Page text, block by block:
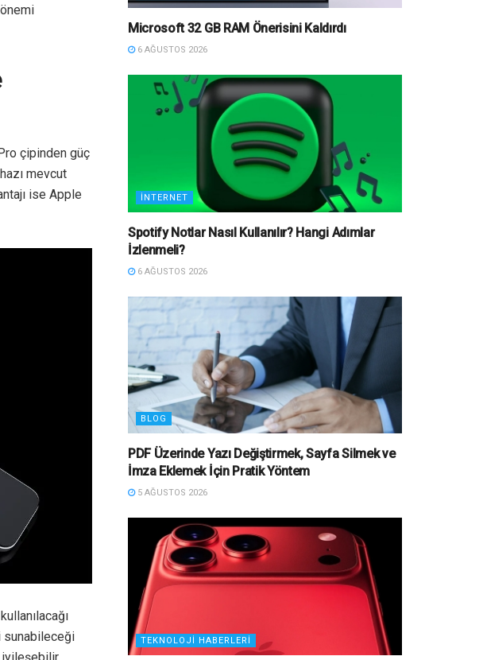
çipinden güç
mevcut
ise Apple
sunabileceği
Microsoft 32 GB RAM Önerisini Kaldırdı
6 AĞUSTOS 2026
İNTERNET
Spotify Notlar Nasıl Kullanılır? Hangi Adımlar
İzlenmeli?
6 AĞUSTOS 2026
BLOG
PDF Üzerinde Yazı Değiştirmek, Sayfa Silmek ve
İmza Eklemek İçin Pratik Yöntem
5 AĞUSTOS 2026
TEKNOLOJI HABERLERI